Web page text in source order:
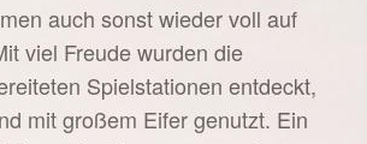
auch sonst wieder voll auf
viel Freude wurden die
Spielstationen entdeckt,
mit großem Eifer genutzt. Ein